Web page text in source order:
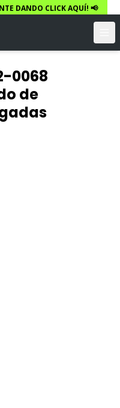
DANDO CLICK AQUÍ! 📢
0068
de